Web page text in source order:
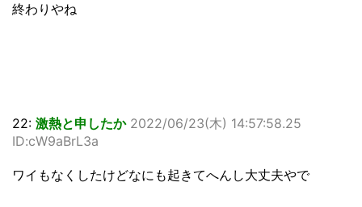
終わりやね
22: 激熱と申したか 2022/06/23(木) 14:57:58.25
ID:cW9aBrL3a
ワイもなくしたけどなにも起きてへんし大丈夫やで